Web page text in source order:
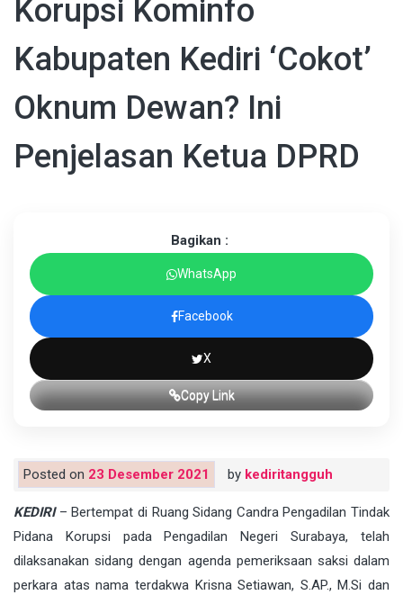
Korupsi Kominfo
Kabupaten Kediri ‘Cokot’
Oknum Dewan? Ini
Penjelasan Ketua DPRD
Bagikan :
WhatsApp
Facebook
X
Copy Link
Posted on 23 Desember 2021 by kediritangguh
KEDIRI– Bertempat di Ruang Sidang Candra Pengadilan Tindak
Pidana Korupsi pada Pengadilan Negeri Surabaya, telah
dilaksanakan sidang dengan agenda pemeriksaan saksi dalam
perkara atas nama terdakwa Krisna Setiawan, S.AP., M.Si dan